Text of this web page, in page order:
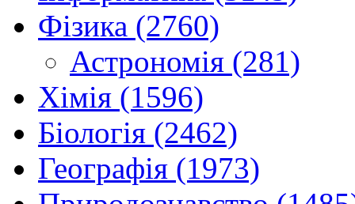
Фізика (2760)
Астрономія (281)
Хімія (1596)
Біологія (2462)
Географія (1973)